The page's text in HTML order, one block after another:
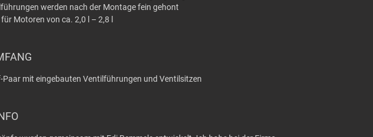
werden nach der Montage fein gehont
Motoren von ca. 2,0 l – 2,8 l
Paar mit eingebauten Ventilführungen und Ventilsitzen